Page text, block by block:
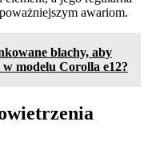
awariom.
blachy, aby
w modelu Corolla e12?